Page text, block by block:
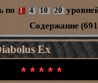
по 1 4 10 20
Содержание
Ex